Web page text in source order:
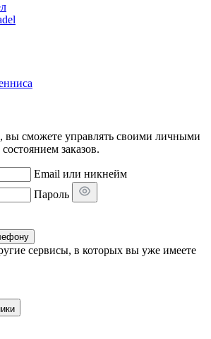
вы сможете управлять своими личными
заказов.
Email или никнейм
Пароль
сервисы, в которых вы уже имеете